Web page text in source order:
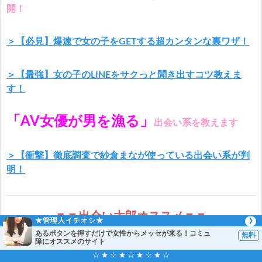
開！
＞【必見】爆速で女の子をGETする超カンタンな裏ワザ！
＞【最強】女の子のLINEをサクっと聞き出すコツ教えま
す！
「AV女優が男を漁る」 出会い系を教えます
＞【衝撃】徹底調査で紗倉まなが使っている出会い系が判
明！
▼▼出会い太郎オススメ▼▼
★管理人イチオシ★
あるボタンを押すだけで女性からメッセが来る！コミュ
障にオススメのサイト
☆ ★ ☆ ★ ☆ ★ ☆ ★ ☆